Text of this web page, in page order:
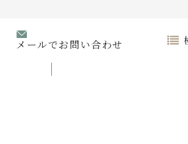
メールでお問い合わせ